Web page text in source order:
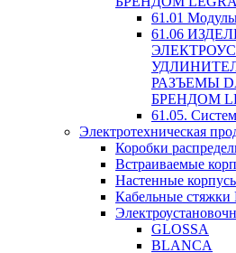
61.01
61.06
РАЗЪЕМЫ
БРЕНДОМ
61.05.
Электротехническая
Коробки
Встраиваемые
Настенные
Кабельные
GLOSSA
BLANCA